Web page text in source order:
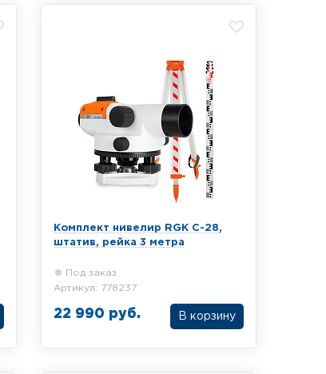
Комплект нивелир RGK C-28,
штатив, рейка 3 метра
Под заказ
Артикул: 778237
22 990 руб. В корзину